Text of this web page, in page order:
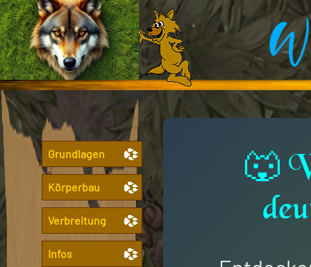
Grundlagen
Körperbau
Verbreitung
Infos
🐺